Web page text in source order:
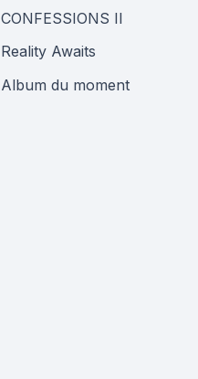
CONFESSIONS II
Reality Awaits
Album du moment